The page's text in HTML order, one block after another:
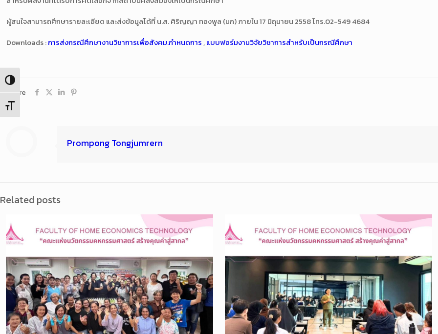
Toggle High Contrast
Toggle Font size
ผู้สนใจสามารถศึกษารายละเอียด และส่งข้อมูลได้ที่ น.ส. ศิริญญา ทองพูล (นก) ภายใน 17 มิถุนายน 2558 โทร.02-549 4684
Downloads :การส่งกรณีศึกษางานวิชาการเพื่อสังคม.กำหนดการ ,แบบฟอร์มงานวิจัยวิชาการสำหรับเป็นกรณีศึกษา
Share
Prompong Tongjumrern
Related posts